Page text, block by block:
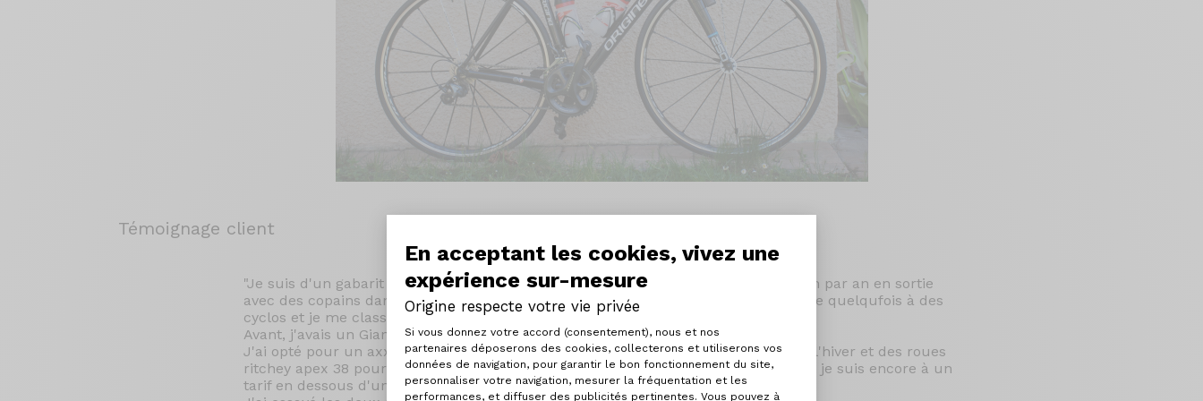
En acceptant les cookies, vivez une
expérience sur-mesure
Origine respecte votre vie privée
Plateforme de Gestion du Consentement : Personnalisez vos Options
Si vous donnez votre accord (consentement), nous et nos
partenaires déposerons des cookies, collecterons et utiliserons vos
données de navigation, pour garantir le bon fonctionnement du site,
personnaliser votre navigation, mesurer la fréquentation et les
performances, et diffuser des publicités pertinentes. Vous pouvez à
Axeptio consent
Témoignage client
"Je suis d'un gabarit assez petit 1,70 pour 72 kg, j'ai 59 ans, je fais environ 4000 km par an en sortie
avec des copains dans les monts du lyonnais, c'est plutôt montagneux. Je participe quelqufois à des
cyclos et je me classe dans le 1er tiers.
Avant, j'avais un Giant TCR C2 un peu dur pour moi en 53-39 devant.
J'ai opté pour un axxome 250 compact ultegra avec des roues ksyrium SLS pour l'hiver et des roues
ritchey apex 38 pour l'été, grâce aux conseils de l'acheteur cycliste, avec tout cela je suis encore à un
tarif en dessous d'un bon vélo de marque qui serait sans les roues carbone.